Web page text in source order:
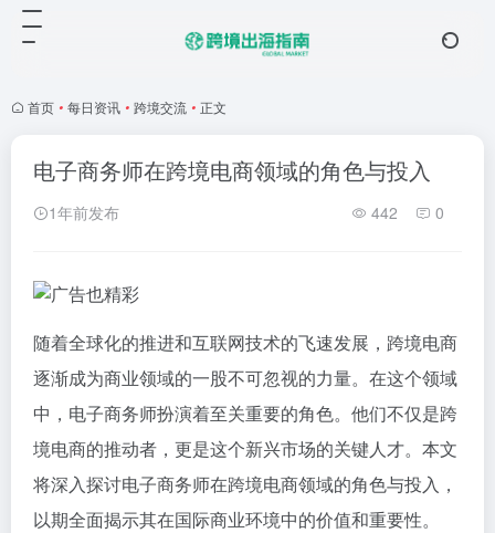
首页 • 每日资讯 • 跨境交流 • 正文
电子商务师在跨境电商领域的角色与投入
1年前发布 442 0
随着全球化的推进和互联网技术的飞速发展，跨境电商
逐渐成为商业领域的一股不可忽视的力量。在这个领域
中，电子商务师扮演着至关重要的角色。他们不仅是跨
境电商的推动者，更是这个新兴市场的关键人才。本文
将深入探讨电子商务师在跨境电商领域的角色与投入，
以期全面揭示其在国际商业环境中的价值和重要性。